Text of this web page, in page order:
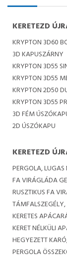
KERETEZD
KRYPTON 3D60
3D KAPUSZÁRNY
KRYPTON 3D55
KRYPTON 3D55
KRYPTON 2D50
KRYPTON 3D55
3D FÉM
2D ÚSZÓKAPU
KERETEZD
PERGOLA,
FA VIRÁGLÁDA
RUSZTIKUS FA
KERETES
KERET NÉLKÜLI
HEGYEZETT
PERGOLA